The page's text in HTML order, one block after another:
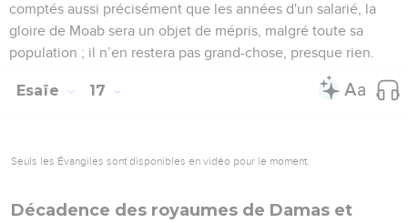
comptés aussi précisément que les années d'un salarié, la
gloire de Moab sera un objet de mépris, malgré toute sa
population ; il n’en restera pas grand-chose, presque rien.
Esaïe 17
Seuls les Évangiles sont disponibles en vidéo pour le moment.
Décadence des royaumes de Damas et